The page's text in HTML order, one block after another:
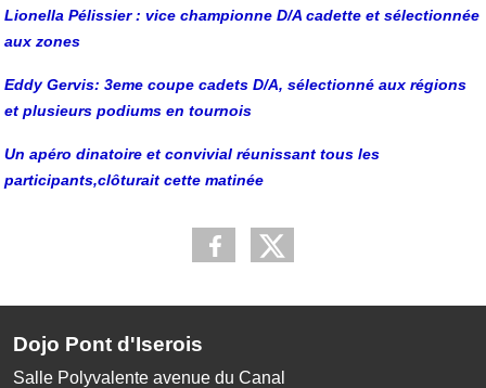
Lionella Pélissier : vice championne D/A cadette et sélectionnée
aux zones
Eddy Gervis: 3eme coupe cadets D/A, sélectionné aux régions
et plusieurs podiums en tournois
Un apéro dinatoire et convivial réunissant tous les
participants,clôturait cette matinée
Dojo Pont d'Iserois
Salle Polyvalente avenue du Canal